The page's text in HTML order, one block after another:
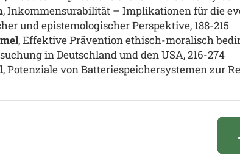
, Inkommensurabilität – Implikationen für die
und epistemologischer Perspektive, 188-215
, Effektive Prävention ethisch-moralisch
in Deutschland und den USA, 216-274
, Potenziale von Batteriespeichersystemen zur